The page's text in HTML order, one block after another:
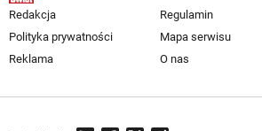
Redakcja
Regulamin
Polityka prywatności
Mapa serwisu
Reklama
O nas